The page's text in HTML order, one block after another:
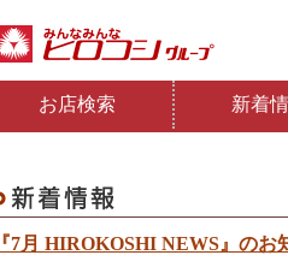
お店検索 新着
『7月 HIROKOSHI NEWS』のお